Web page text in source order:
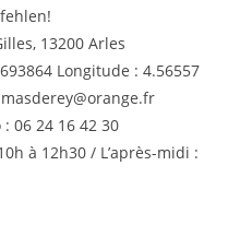
13200 Arles
Longitude : 4.56557
masderey@orange.fr
: 06 24 16 42 30
à 12h30 / L’après-midi :